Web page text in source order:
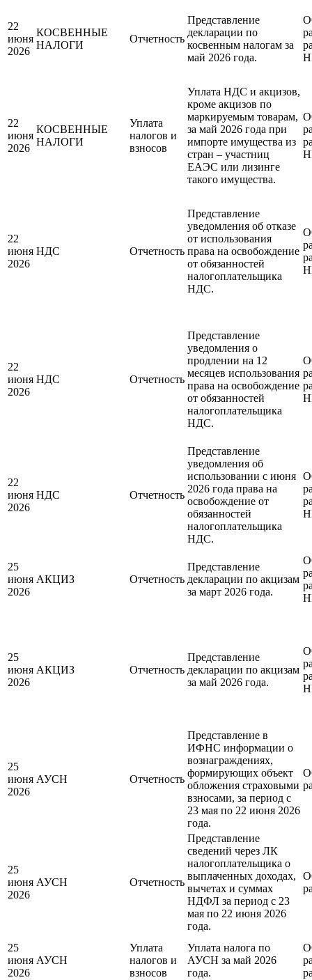
22
июня
2026
КОСВЕННЫЕ
НАЛОГИ
Отчетность
Представление
декларации по
косвенным налогам за
май 2026 года.
22
июня
2026
КОСВЕННЫЕ
НАЛОГИ
Уплата
налогов и
взносов
Уплата НДС и акцизов,
кроме акцизов по
маркируемым товарам,
за май 2026 года при
импорте имущества из
стран – участниц
ЕАЭС или лизинге
такого имущества.
22
июня
2026
НДС Отчетность
Представление
уведомления об отказе
от использования
права на освобождение
от обязанностей
налогоплательщика
НДС.
22
июня
2026
НДС Отчетность
Представление
уведомления о
продлении на 12
месяцев использования
права на освобождение
от обязанностей
налогоплательщика
НДС.
22
июня
2026
НДС Отчетность
Представление
уведомления об
использовании с июня
2026 года права на
освобождение от
обязанностей
налогоплательщика
НДС.
25
июня
2026
АКЦИЗ Отчетность
Представление
декларации по акцизам
за март 2026 года.
25
июня
2026
АКЦИЗ Отчетность
Представление
декларации по акцизам
за май 2026 года.
25
июня
2026
АУСН Отчетность
Представление в
ИФНС информации о
вознаграждениях,
формирующих объект
обложения страховыми
взносами, за период с
23 мая по 22 июня 2026
года.
25
июня
2026
АУСН Отчетность
Представление
сведений через ЛК
налогоплательщика о
выплаченных доходах,
вычетах и суммах
НДФЛ за период с 23
мая по 22 июня 2026
года.
25
июня
2026
АУСН
Уплата
налогов и
взносов
Уплата налога по
АУСН за май 2026
года.